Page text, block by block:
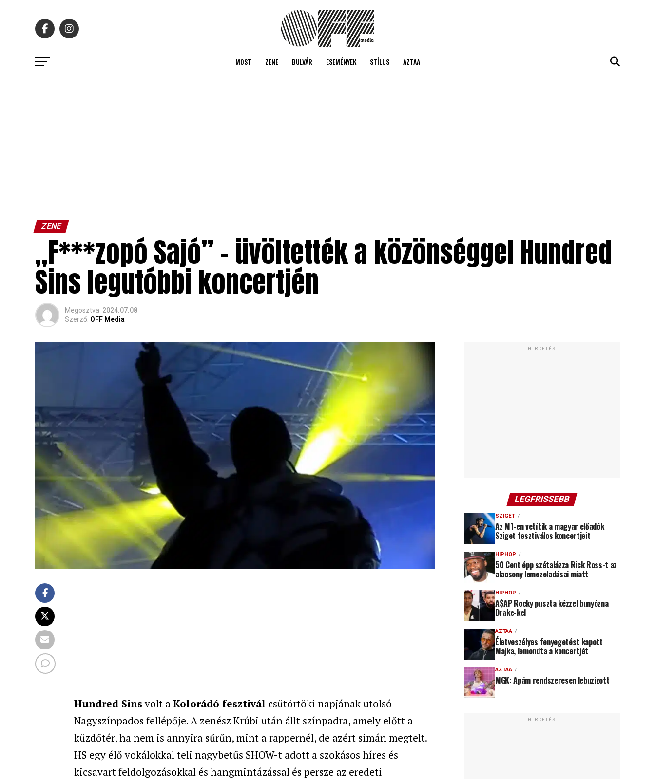
MOST ZENE BULVÁR ESEMÉNYEK STÍLUS AZTAA
ZENE
„F***zopó Sajó” – üvöltették a közönséggel Hundred
Sins legutóbbi koncertjén
Megosztva 2024.07.08
Szerző: OFF Media
Hundred Sinsvolt aKolorádó fesztivál csütörtöki napjának utolsó
Nagyszínpados fellépője. A zenész Krúbi után állt színpadra, amely előtt a
küzdőtér, ha nem is annyira sűrűn, mint a rappernél, de azért simán megtelt.
HS egy élő vokálokkal teli nagybetűs SHOW-t adott a szokásos híres és
kicsavart feldolgozásokkal és hangmintázással és persze az eredeti
HIRDETÉS
LEGFRISSEBB
SZIGET
Az M1-en vetítik a magyar előadók
Sziget fesztiválos koncertjeit
HIPHOP
50 Cent épp szétalázza Rick Ross-t az
alacsony lemezeladásai miatt
HIPHOP
A$AP Rocky puszta kézzel bunyózna
Drake-kel
AZTAA
Életveszélyes fenyegetést kapott
Majka, lemondta a koncertjét
AZTAA
MGK: Apám rendszeresen lebuzizott
HIRDETÉS